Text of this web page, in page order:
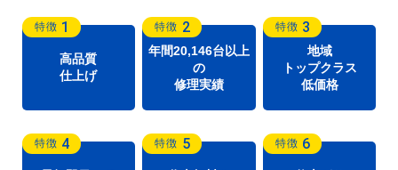
特徴 1
高品質
仕上げ
特徴 2
年間20,146台以上
の
修理実績
特徴 3
地域
トップクラス
低価格
特徴 4 特徴 5 特徴 6